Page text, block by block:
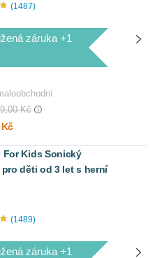
1487
záruka +1
Kč
For Kids Sonický
pro děti od 3 let s herní
1489
záruka +1